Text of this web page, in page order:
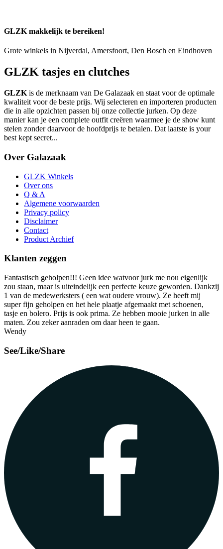
GLZK makkelijk te bereiken!
Grote winkels in Nijverdal, Amersfoort, Den Bosch en Eindhoven
GLZK tasjes en clutches
GLZK is de merknaam van De Galazaak en staat voor de optimale
kwaliteit voor de beste prijs. Wij selecteren en importeren producten
die in alle opzichten passen bij onze collectie jurken. Op deze
manier kan je een complete outfit creëren waarmee je de show kunt
stelen zonder daarvoor de hoofdprijs te betalen. Dat laatste is your
best kept secret...
Over Galazaak
GLZK Winkels
Over ons
Q & A
Algemene voorwaarden
Privacy policy
Disclaimer
Contact
Product Archief
Klanten zeggen
Fantastisch geholpen!!! Geen idee watvoor jurk me nou eigenlijk
zou staan, maar is uiteindelijk een perfecte keuze geworden. Dankzij
1 van de medewerksters ( een wat oudere vrouw). Ze heeft mij
super fijn geholpen en het hele plaatje afgemaakt met schoenen,
tasje en bolero. Prijs is ook prima. Ze hebben mooie jurken in alle
maten. Zou zeker aanraden om daar heen te gaan.
Wendy
See/Like/Share